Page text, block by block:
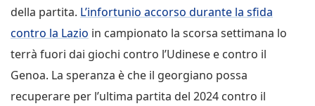
della partita. L’infortunio accorso durante la sfida
contro la Lazio in campionato la scorsa settimana lo
terrà fuori dai giochi contro l’Udinese e contro il
Genoa. La speranza è che il georgiano possa
recuperare per l’ultima partita del 2024 contro il